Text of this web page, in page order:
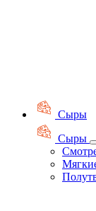
Сыры
Сыры